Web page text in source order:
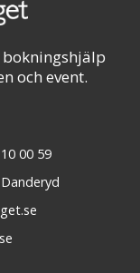
och event.
00 59